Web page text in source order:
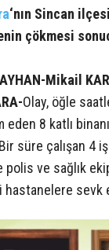
‘nın Sincan
çökmesi
Mikail
Olay, öğle
eden 8 katlı
Bir süre çalışan
polis ve sağlık
sevk